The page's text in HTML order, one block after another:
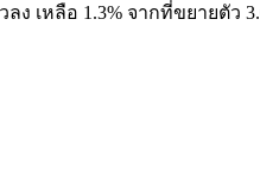
ง เหลือ 1.3% จากที่ขยายตัว